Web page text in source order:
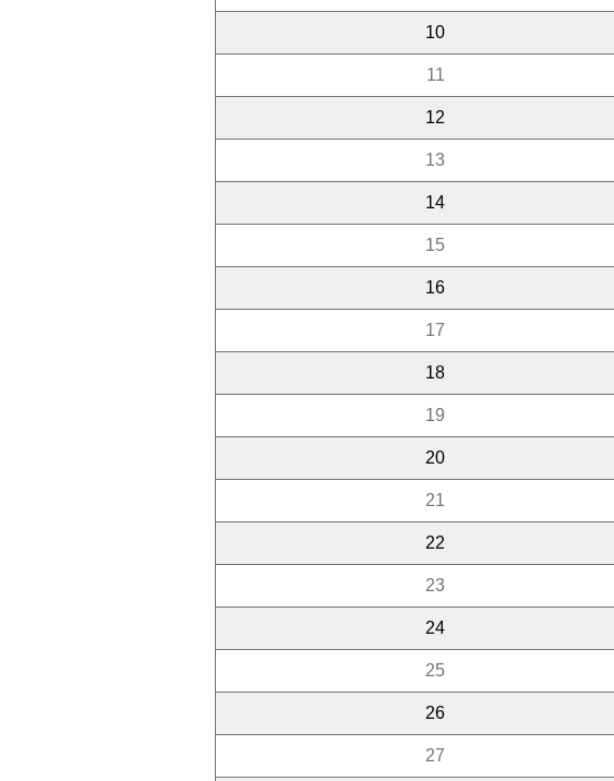
10
11
12
13
14
15
16
17
18
19
20
21
22
23
24
25
26
27